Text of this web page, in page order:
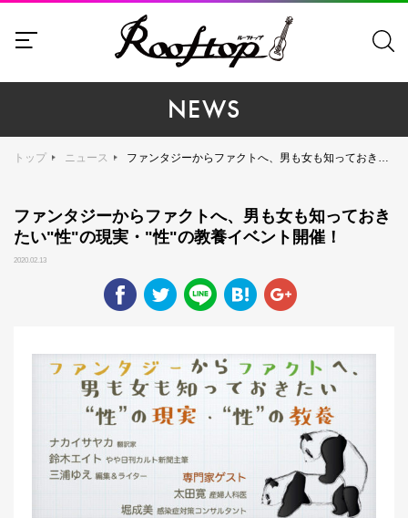
NEWS
トップ ニュース ファンタジーからファクトへ、男も女も知っておきたい"性"の現実・"性"の教養イベント開催！
ファンタジーからファクトへ、男も女も知っておき
たい"性"の現実・"性"の教養イベント開催！
2020.02.13